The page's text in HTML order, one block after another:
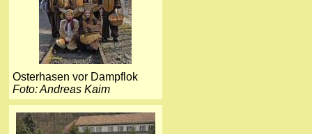
Osterhasen vor Dampflok
Foto: Andreas Kaim